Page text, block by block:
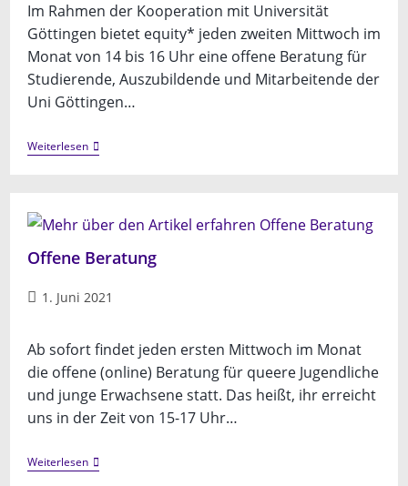
Im Rahmen der Kooperation mit Universität
Göttingen bietet equity* jeden zweiten Mittwoch im
Monat von 14 bis 16 Uhr eine offene Beratung für
Studierende, Auszubildende und Mitarbeitende der
Uni Göttingen…
WeiterlesenUni
Beratung
Offene Beratung
Beitrag
1. Juni 2021
Ab sofort findet jeden ersten Mittwoch im Monat
die offene (online) Beratung für queere Jugendliche
und junge Erwachsene statt. Das heißt, ihr erreicht
uns in der Zeit von 15-17 Uhr…
WeiterlesenOffene
Beratung